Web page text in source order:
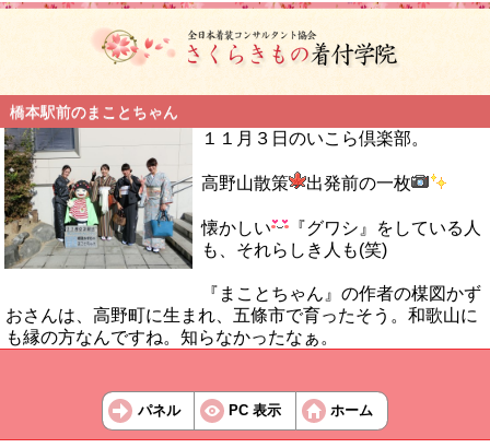
橋本駅前のまことちゃん
１１月３日のいこら倶楽部。
高野山散策 出発前の一枚
懐かしい
『グワシ』をしている人
も、それらしき人も(笑)
『まことちゃん』の作者の楳図かず
おさんは、高野町に生まれ、五條市で育ったそう。和歌山に
も縁の方なんですね。知らなかったなぁ。
パネル PC 表示 ホーム